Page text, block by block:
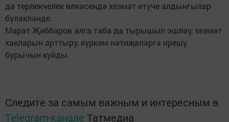
дә терлекчелек өлкәсендә хезмәт итүче алдынгылар
бүләкләнде.
Марат Җәббаров алга таба да тырышып эшләү, хезмәт
хакларын арттыру, күркәм нәтиҗәләргә ирешү
бурычын куйды.
Следите за самым важным и интересным в
Telegram-канале Татмедиа